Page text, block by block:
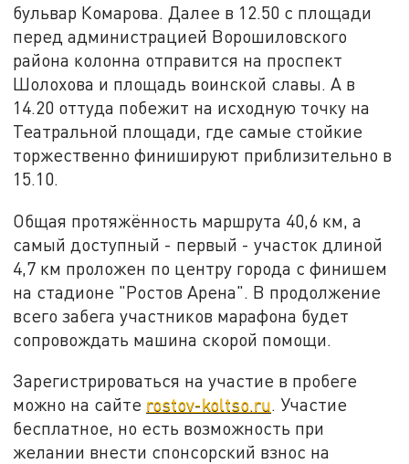
бульвар Комарова. Далее в 12.50 с площади
перед администрацией Ворошиловского
района колонна отправится на проспект
Шолохова и площадь воинской славы. А в
14.20 оттуда побежит на исходную точку на
Театральной площади, где самые стойкие
торжественно финишируют приблизительно в
15.10.
Общая протяжённость маршрута 40,6 км, а
самый доступный - первый - участок длиной
4,7 км проложен по центру города с финишем
на стадионе "Ростов Арена". В продолжение
всего забега участников марафона будет
сопровождать машина скорой помощи.
Зарегистрироваться на участие в пробеге
можно на сайте rostov-koltso.ru. Участие
бесплатное, но есть возможность при
желании внести спонсорский взнос на